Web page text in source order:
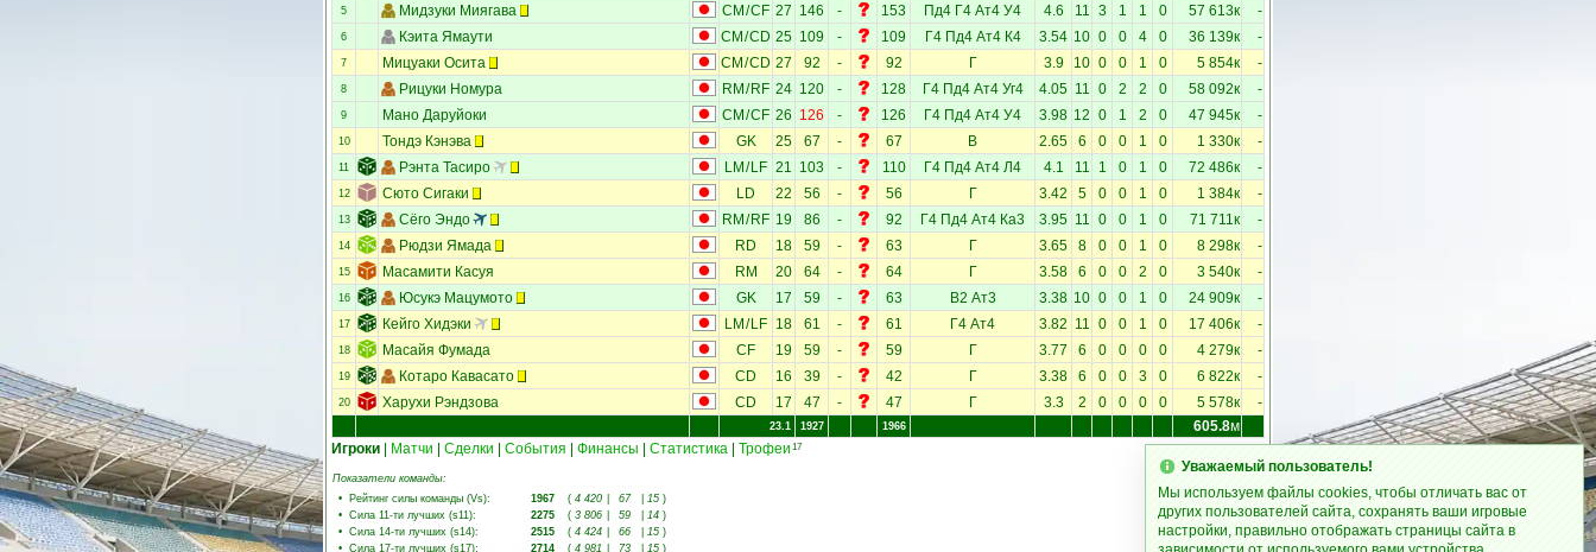
5 Мидзуки Миягава CM /CF 27 146 - 153 Пд4 Г4 Ат4 У4 4.6 11 3 1 1 0 57 613к -
6 Кэита Ямаути CM /CD 25 109 - 109 Г4 Пд4 Ат4 К4 3.54 10 0 0 4 0 36 139к -
7 Мицуаки Осита CM /CD 27 92 - 92 Г 3.9 10 0 0 1 0 5 854к -
8 Рицуки Номура RM / RF 24 120 - 128 Г4 Пд4 Ат4 Уг4 4.05 11 0 2 2 0 58 092к -
9 Мано Даруйоки CM /CF 26 126 - 126 Г4 Пд4 Ат4 У4 3.98 12 0 1 2 0 47 945к -
10 Тондэ Кэнэва GK 25 67 - 67 В 2.65 6 0 0 1 0 1 330к -
11 Рэнта Тасиро LM / LF 21 103 - 110 Г4 Пд4 Ат4 Л4 4.1 11 1 0 1 0 72 486к -
12 Сюто Сигаки LD 22 56 - 56 Г 3.42 5 0 0 1 0 1 384к -
13 Сёго Эндо RM / RF 19 86 - 92 Г4 Пд4 Ат4 Ка3 3.95 11 0 0 1 0 71 711к -
14 Рюдзи Ямада RD 18 59 - 63 Г 3.65 8 0 0 1 0 8 298к -
15 Масамити Касуя RM 20 64 - 64 Г 3.58 6 0 0 2 0 3 540к -
16 Юсукэ Мацумото GK 17 59 - 63 В2 Ат3 3.38 10 0 0 1 0 24 909к -
17 Кейго Хидэки LM / LF 18 61 - 61 Г4 Ат4 3.82 11 0 0 1 0 17 406к -
18 Масайя Фумада CF 19 59 - 59 Г 3.77 6 0 0 0 0 4 279к -
19 Котаро Кавасато CD 16 39 - 42 Г 3.38 6 0 0 3 0 6 822к -
20 Харухи Рэндзова CD 17 47 - 47 Г 3.3 2 0 0 0 0 5 578к -
23.1 1927 1966 605.8м
Игроки
Матчи Сделки События Финансы Статистика Трофеи 17
Показатели команды:
• Рейтинг силы команды (Vs): 1967 ( 4 420 67 15 )
• Сила 11-ти лучших (s11): 2275 ( 3 806 59 14 )
• Сила 14-ти лучших (s14): 2515 ( 4 424 66 15 )
• Сила 17-ти лучших (s17): 2714 ( 4 981 73 15 )
Уважаемый пользователь!
Мы используем файлы cookies, чтобы отличать вас от
других пользователей сайта, сохранять ваши игровые
настройки, правильно отображать страницы сайта в